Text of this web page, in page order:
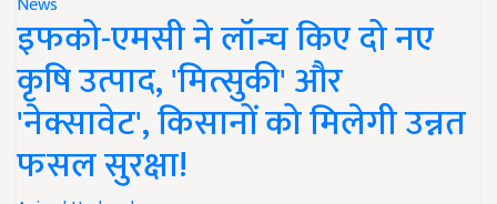
इफको-एमसी ने लॉन्च किए दो नए
कृषि उत्पाद, 'मित्सुकी' और
'नेक्सावेट', किसानों को मिलेगी उन्नत
फसल सुरक्षा!